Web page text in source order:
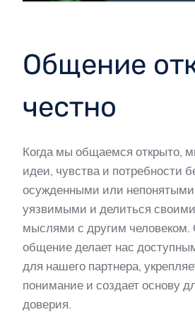
Общение
честно
Когда мы общаемся открыто,
идеи, чувства и потребности
осужденными или
уязвимыми и делиться
мыслями с другим человеком.
общение делает нас
для нашего партнера,
понимание и создает основу
доверия.